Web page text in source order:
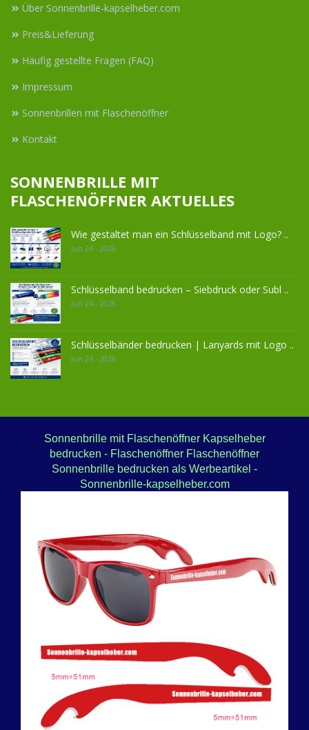
Über Sonnenbrille-kapselheber.com
Preis&Lieferung
Häufig gestellte Fragen (FAQ)
Impressum
Sonnenbrillen mit Flaschenöffner
Kontakt
SONNENBRILLE MIT
FLASCHENÖFFNER AKTUELLES
Wie gestaltet man ein Schlüsselband mit Logo? ..
Jun 24 - 2026
Schlüsselband bedrucken – Siebdruck oder Subl ..
Jun 24 - 2026
Schlüsselbänder bedrucken | Lanyards mit Logo ..
Jun 24 - 2026
Sonnenbrille mit Flaschenöffner Kapselheber
bedrucken - Flaschenöffner Flaschenöffner
Sonnenbrille bedrucken als Werbeartikel -
Sonnenbrille-kapselheber.com